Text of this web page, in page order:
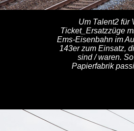
Um Talent2 für
Ticket_Ersatzzüge
Ems-Eisenbahn im
143er zum Einsatz,
sind / waren.
Papierfabrik